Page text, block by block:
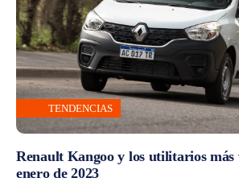
TENDENCIAS
Renault Kangoo y los utilitarios más
enero de 2023